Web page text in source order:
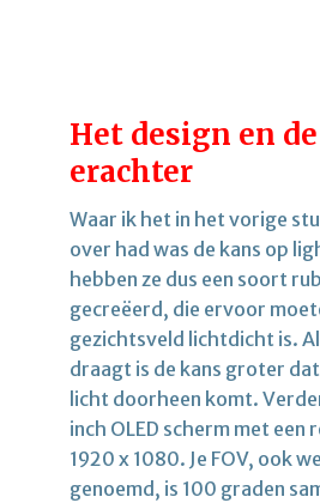
Het design en
erachter
Waar ik het in het vorige
over had was de kans op
hebben ze dus een soort
gecreëerd, die ervoor
gezichtsveld lichtdicht is.
draagt is de kans groter
licht doorheen komt.
inch OLED scherm met een
1920 x 1080. Je FOV, ook
genoemd, is 100 graden